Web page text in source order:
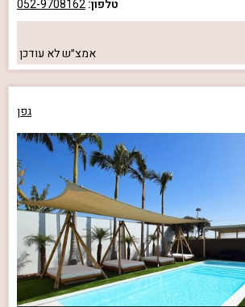
טלפון:052-9708162
אמצ״שלא עודכן
גפן